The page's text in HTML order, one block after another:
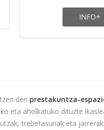
INFO+
den prestakuntza-
eta aholkatuko dituzte
trebetasunak eta jarrerak